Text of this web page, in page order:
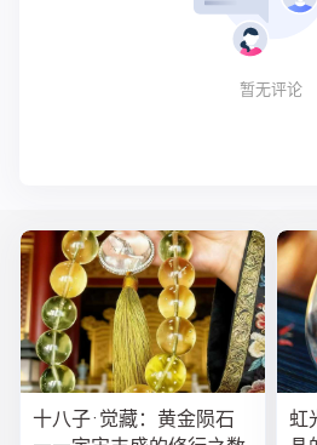
暂无评论
十八子·觉藏：黄金陨石
虹